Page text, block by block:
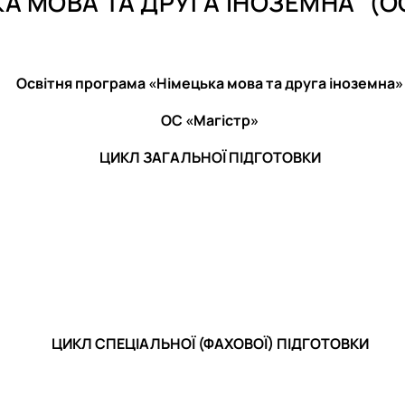
Робочі програми, силабуси, ЕНК
Робочі програми, силабуси, ЕНК
Робочі програми, силабуси, ЕНК
Робочі програми, силабуси, ЕНК
Découvertes
Освітня програма «Німецька мова та друга іноземна»
ОС «Магістр»
ЦИКЛ ЗАГАЛЬНОЇ ПІДГОТОВКИ
ЦИКЛ СПЕЦІАЛЬНОЇ (ФАХОВОЇ) ПІДГОТОВКИ